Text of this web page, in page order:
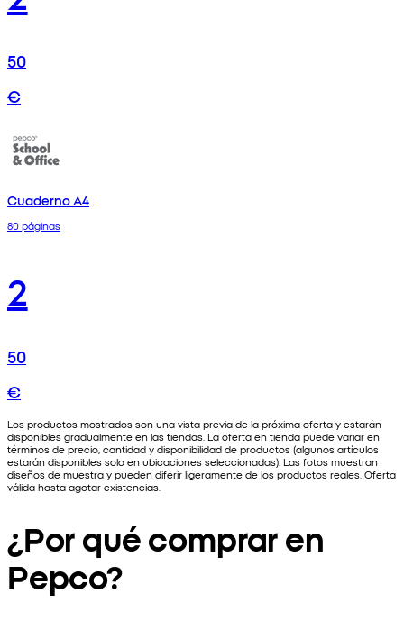
50
€
Cuaderno A4
80 páginas
2
50
€
Los productos mostrados son una vista previa de la próxima oferta y estarán
disponibles gradualmente en las tiendas. La oferta en tienda puede variar en
términos de precio, cantidad y disponibilidad de productos (algunos artículos
estarán disponibles solo en ubicaciones seleccionadas). Las fotos muestran
diseños de muestra y pueden diferir ligeramente de los productos reales. Oferta
válida hasta agotar existencias.
¿Por qué comprar en
Pepco?